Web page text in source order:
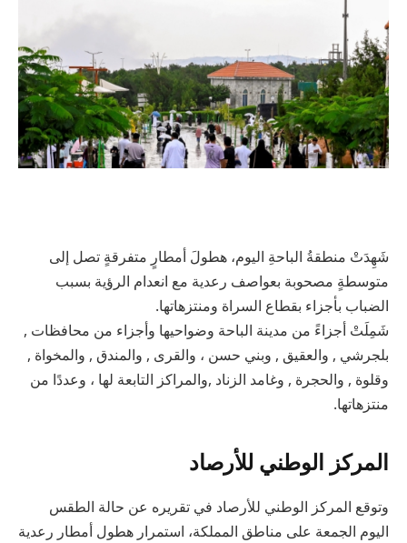
شَهِدَتْ منطقةُ الباحةِ اليوم، هطولَ أمطارٍ متفرقةٍ تصل إلى
متوسطةٍ مصحوبة بعواصف رعدية مع انعدام الرؤية بسبب
الضباب بأجزاء بقطاع السراة ومنتزهاتها.
شَمِلَتْ أجزاءً من مدينة الباحة وضواحيها وأجزاء من محافظات ,
بلجرشي , والعقيق , وبني حسن ، والقرى , والمندق , والمخواة ,
وقلوة , والحجرة , وغامد الزناد ,والمراكز التابعة لها ، وعددًا من
منتزهاتها.
المركز الوطني للأرصاد
وتوقع المركز الوطني للأرصاد في تقريره عن حالة الطقس
اليوم الجمعة على مناطق المملكة، استمرار هطول أمطار رعدية